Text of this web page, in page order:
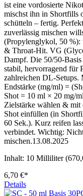
ist eine vordosierte
mischst ihn in Shortfills
schütteln – fertig.
zuverlässig mischen
(Propylenglykol, 50 %):
& Throat-Hit. VG
Dampf. Die 50/50-
stabil, hervorragend für
zahlreichen DL-Setups.
Endstärke (mg/ml) =
Shot = 10 ml × 20 mg/
Zielstärke wählen & mit
Shot einfüllen (in
60 Sek.). Kurz reifen
verbindet. Wichtig:
mischen.13.08.2025
Inhalt: 10 Milliliter
6,70 €*
Details